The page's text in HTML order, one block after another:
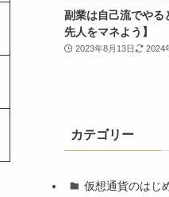
副業は自己流でやる
先人をマネよう】
2023年8月13日 2024
カテゴリー
仮想通貨のはじ